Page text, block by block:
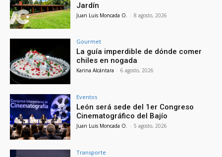
Jardín
Juan Luis Moncada O. - 8 agosto, 2026
Gourmet
La guía imperdible de dónde comer
chiles en nogada
Karina Alcántara - 6 agosto, 2026
Eventos
León será sede del 1er Congreso
Cinematográfico del Bajío
Juan Luis Moncada O. - 5 agosto, 2026
Transporte